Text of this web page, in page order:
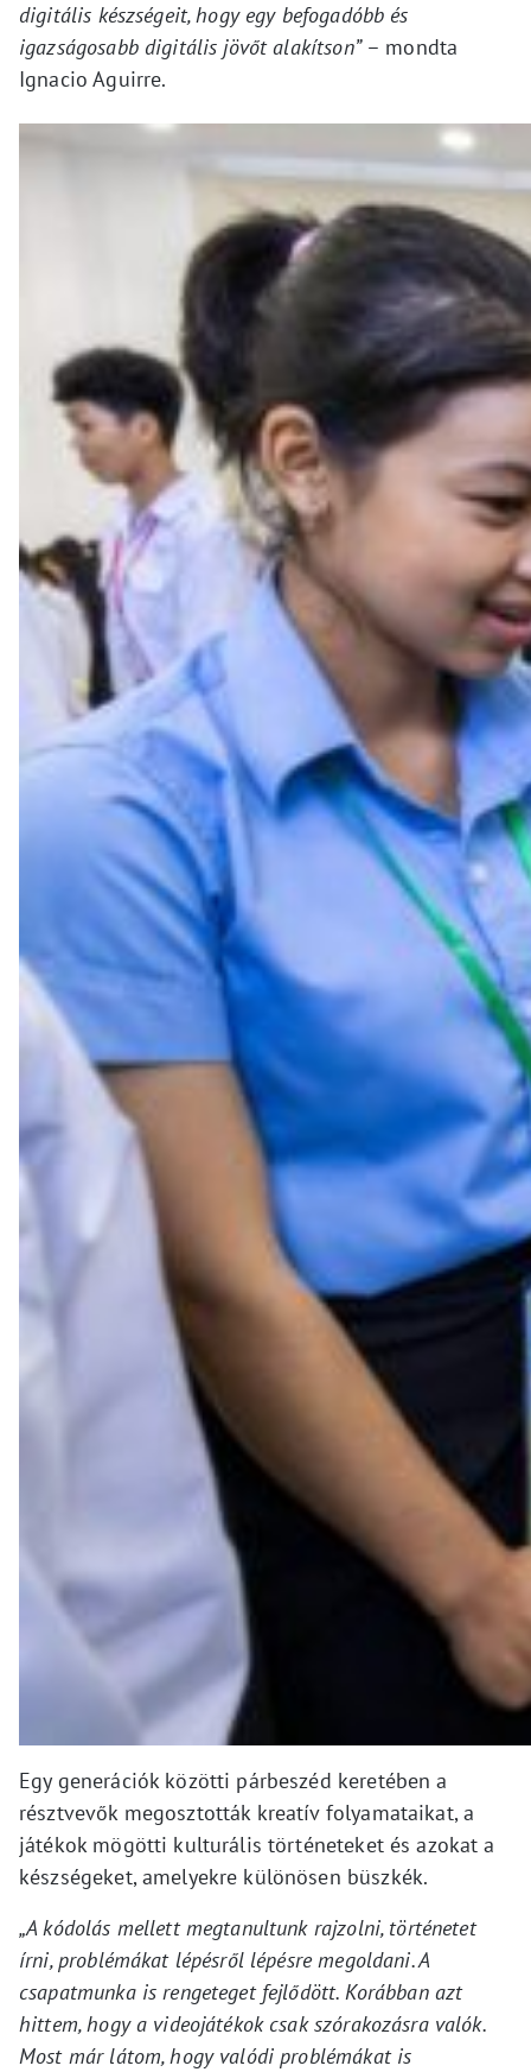
digitális készségeit, hogy egy befogadóbb és
igazságosabb digitális jövőt alakítson”– mondta
Ignacio Aguirre.
Egy generációk közötti párbeszéd keretében a
résztvevők megosztották kreatív folyamataikat, a
játékok mögötti kulturális történeteket és azokat a
készségeket, amelyekre különösen büszkék.
„A kódolás mellett megtanultunk rajzolni, történetet
írni, problémákat lépésről lépésre megoldani. A
csapatmunka is rengeteget fejlődött. Korábban azt
hittem, hogy a videojátékok csak szórakozásra valók.
Most már látom, hogy valódi problémákat is